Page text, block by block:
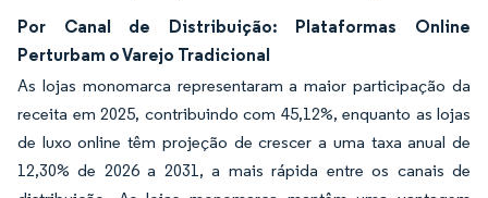
Por Canal de Distribuição: Plataformas Online
Perturbam o Varejo Tradicional
As lojas monomarca representaram a maior participação da
receita em 2025, contribuindo com 45,12%, enquanto as lojas
de luxo online têm projeção de crescer a uma taxa anual de
12,30% de 2026 a 2031, a mais rápida entre os canais de